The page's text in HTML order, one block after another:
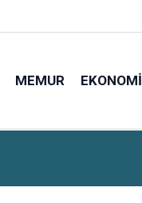
MEMUR EKONOMI